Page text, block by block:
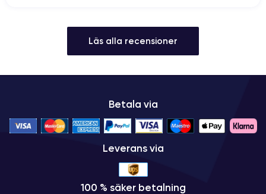
Läs alla recensioner
Betala via
Leverans via
100 % säker betalning